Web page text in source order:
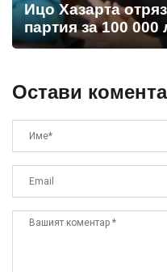
Ицо Хазарта
партия за 100 000
Остави